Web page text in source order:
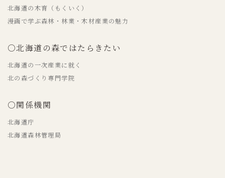
北海道の木育（もくいく）
漫画で学ぶ森林・林業・木材産業の魅力
○北海道の森ではたらきたい
北海道の一次産業に就く
北の森づくり専門学院
○関係機関
北海道庁
北海道森林管理局